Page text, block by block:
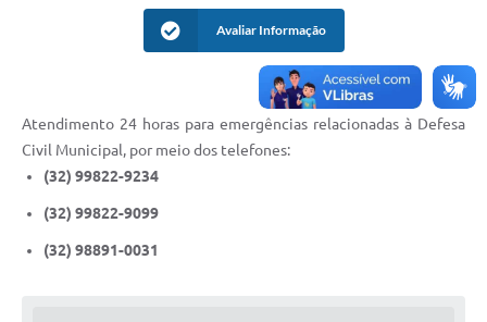
Avaliar Informação
Atendimento 24 horas para emergências relacionadas à Defesa
Civil Municipal, por meio dos telefones:
(32) 99822-9234
(32) 99822-9099
(32) 98891-0031